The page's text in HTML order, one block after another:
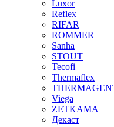
Luxor
Reflex
RIFAR
ROMMER
Sanha
STOUT
Tecofi
Thermaflex
Viega
ZETKAMA
Декаст